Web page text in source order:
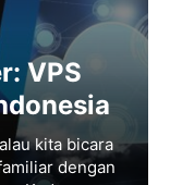
VPS
kita bicara
dengan